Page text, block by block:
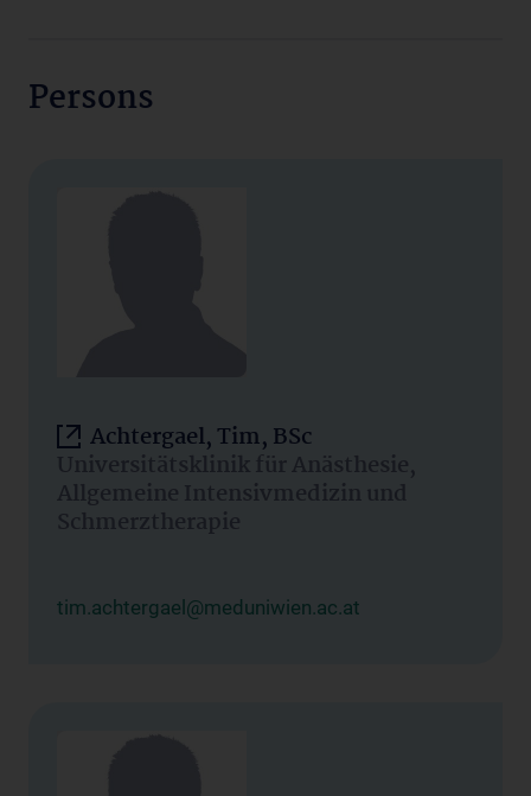
Persons
Achtergael, Tim, BSc
Universitätsklinik für Anästhesie,
Allgemeine Intensivmedizin und
Schmerztherapie
tim.achtergael@meduniwien.ac.at